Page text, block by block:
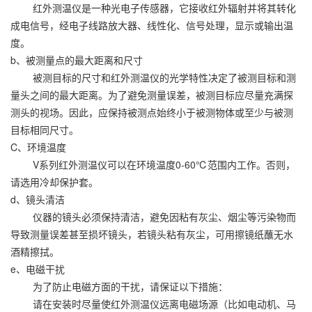
红外测温仪是一种光电子传感器，它接收红外辐射并将其转化
成电信号，经电子线路放大器、线性化、信号处理，显示或输出温
度。
b、被测量点的最大距离和尺寸
被测目标的尺寸和红外测温仪的光学特性决定了被测目标和测
量头之间的最大距离。为了避免测量误差，被测目标应尽量充满探
测头的视场。因此，应保持被测点始终小于被测物体或至少与被测
目标相同尺寸。
C、环境温度
V系列红外测温仪可以在环境温度0-60℃范围内工作。否则，
请选用冷却保护套。
d、镜头清洁
仪器的镜头必须保持清洁，避免因粘有灰尘、烟尘等污染物而
导致测量误差甚至损坏镜头，若镜头粘有灰尘，可用擦镜纸蘸无水
酒精擦拭。
e、电磁干扰
为了防止电磁方面的干扰，请保证以下措施：
请在安装时尽量使红外测温仪远离电磁场源（比如电动机、马